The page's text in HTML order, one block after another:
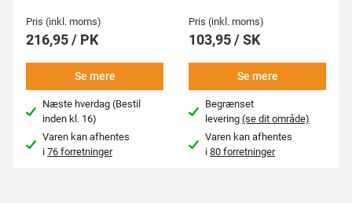
Pris (inkl. moms)
216,95 / PK
Se mere
Næste hverdag (Bestil
inden kl. 16)
Varen kan afhentes
i76 forretninger
Pris (inkl. moms)
103,95 / SK
Se mere
Begrænset
levering(se dit område)
Varen kan afhentes
i80 forretninger